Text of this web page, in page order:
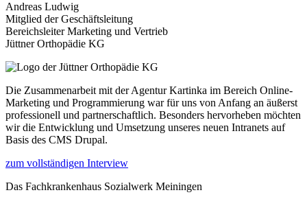
Andreas Ludwig
Mitglied der Geschäftsleitung
Bereichsleiter Marketing und Vertrieb
Jüttner Orthopädie KG
Die Zusammenarbeit mit der Agentur Kartinka im Bereich Online-
Marketing und Programmierung war für uns von Anfang an äußerst
professionell und partnerschaftlich. Besonders hervorheben möchten
wir die Entwicklung und Umsetzung unseres neuen Intranets auf
Basis des CMS Drupal.
zum vollständigen Interview
Das Fachkrankenhaus Sozialwerk Meiningen